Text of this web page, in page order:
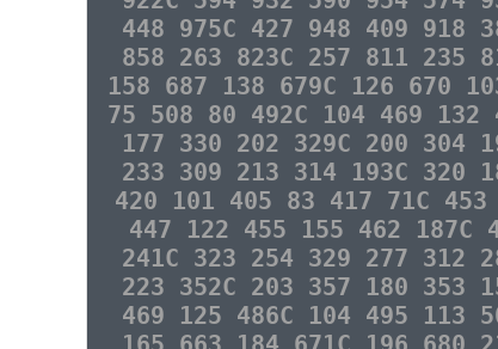
448 975C 427 948 409 918
858 263 823C 257 811 235
158 687 138 679C 126 670
75 508 80 492C 104 469 132
177 330 202 329C 200 304
233 309 213 314 193C 320
420 101 405 83 417 71C
447 122 455 155 462 187C
241C 323 254 329 277 312
223 352C 203 357 180 353
469 125 486C 104 495 113